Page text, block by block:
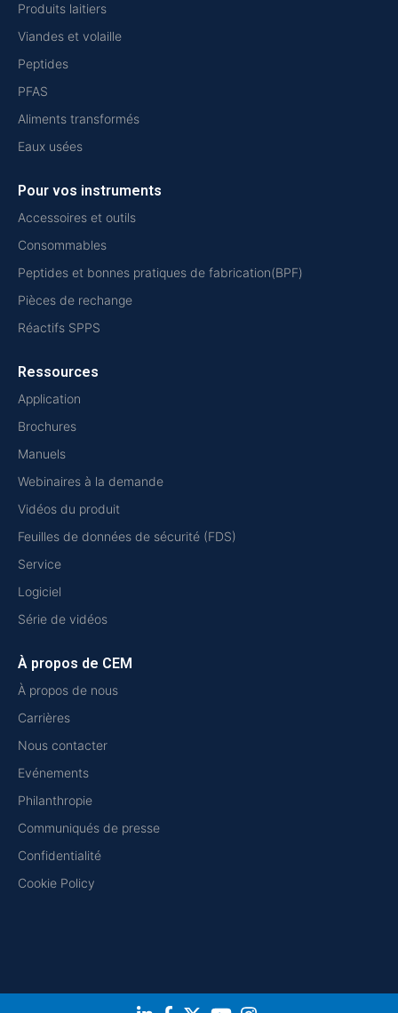
Produits laitiers
Viandes et volaille
Peptides
PFAS
Aliments transformés
Eaux usées
Pour vos instruments
Accessoires et outils
Consommables
Peptides et bonnes pratiques de fabrication(BPF)
Pièces de rechange
Réactifs SPPS
Ressources
Application
Brochures
Manuels
Webinaires à la demande
Vidéos du produit
Feuilles de données de sécurité (FDS)
Service
Logiciel
Série de vidéos
À propos de CEM
À propos de nous
Carrières
Nous contacter
Evénements
Philanthropie
Communiqués de presse
Confidentialité
Cookie Policy